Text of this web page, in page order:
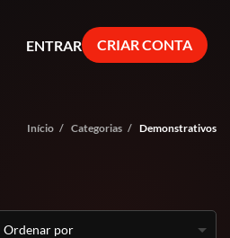
ENTRAR CRIAR CONTA
Início / Categorias / Demonstrativos
Ordenar por